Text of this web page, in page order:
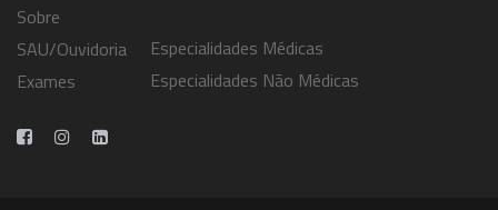
Sobre
SAU/Ouvidoria
Exames
Especialidades Médicas
Especialidades Não Médicas